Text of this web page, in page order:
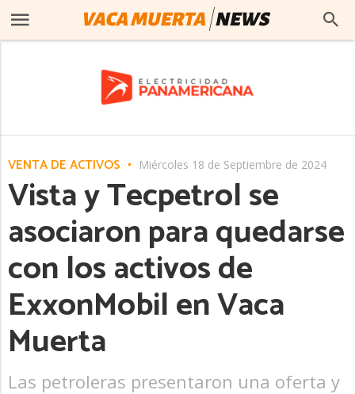
VENTA DE ACTIVOS Miércoles 18 de Septiembre de 2024
Vista y Tecpetrol se
asociaron para quedarse
con los activos de
ExxonMobil en Vaca
Muerta
Las petroleras presentaron una oferta y